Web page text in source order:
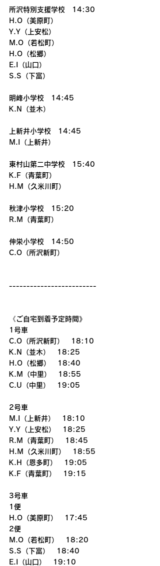
所沢特別支援学校　14:30
H.O（美原町）
Y.Y（上安松）
M.O（若松町）
H.O（松郷）
E.I（山口）
S.S（下富）
明峰小学校　14:45
K.N（並木）
上新井小学校　14:45
M.I（上新井）
東村山第二中学校　15:40
K.F（青葉町）
H.M（久米川町）
秋津小学校　15:20
R.M（青葉町）
伸栄小学校　14:50
C.O（所沢新町）
-------------------------
《ご自宅到着予定時間》
1号車
C.O（所沢新町）　18:10
K.N（並木）　18:25
H.O（松郷）　18:40
K.M（中里）　18:55
C.U（中里）　19:05
2号車
M.I（上新井）　18:10
Y.Y（上安松）　18:25
R.M（青葉町）　18:45
H.M（久米川町）　18:55
K.H（恩多町）　19:05
K.F（青葉町）　19:15
3号車
1便
H.O（美原町）　17:45
2便
M.O（若松町）　18:20
S.S（下富）　18:40
E.I（山口）　19:10